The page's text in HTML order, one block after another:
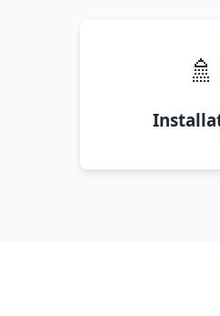
🚿